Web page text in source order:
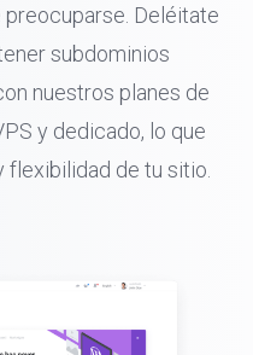
Deléitate
subdominios
nuestros planes de
y dedicado, lo que
flexibilidad de tu sitio.